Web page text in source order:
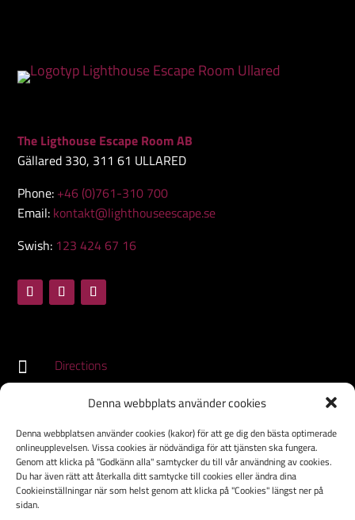
Denna webbplats använder cookies
Denna webbplatsen använder cookies (kakor) för att ge dig den bästa optimerade
onlineupplevelsen. Vissa cookies är nödvändiga för att tjänsten ska fungera.
Genom att klicka på "Godkänn alla" samtycker du till vår användning av cookies.
Du har även rätt att återkalla ditt samtycke till cookies eller ändra dina
Cookieinställningar när som helst genom att klicka på "Cookies" längst ner på
sidan.
The Ligthouse Escape Room AB
Gällared 330, 311 61 ULLARED
Phone: +46 (0)761-310 700
Email: kontakt@lighthouseescape.se
Swish: 123 424 67 16
 Directions
HOME
THE ROOMS
FAQ
CONTACT